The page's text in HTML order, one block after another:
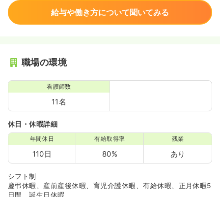
給与や働き方について聞いてみる
職場の環境
看護師数
11名
休日・休暇詳細
年間休日
110日
有給取得率
80%
残業
あり
シフト制
慶弔休暇、産前産後休暇、育児介護休暇、有給休暇、正月休暇5
日間、誕生日休暇